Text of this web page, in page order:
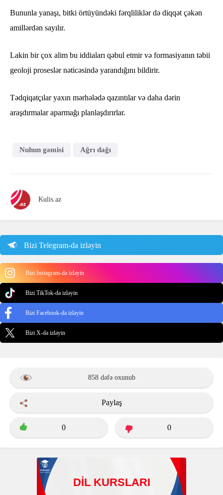
Bununla yanaşı, bitki örtüyündəki fərqliliklər də diqqət çəkən
amillərdən sayılır.
Lakin bir çox alim bu iddiaları qəbul etmir və formasiyanın təbii
geoloji proseslər nəticəsində yarandığını bildirir.
Tədqiqatçılar yaxın mərhələdə qazıntılar və daha dərin
araşdırmalar aparmağı planlaşdırırlar.
Nuhun gəmisi Ağrı dağı
Kulis.az
Bizi Telegram-da izləyin
Bizi Instagram-da izləyin
Bizi TikTok-da izləyin
Bizi Facebook-da izləyin
Bizi X-da izləyin
858 dəfə oxunub
Paylaş
0 0